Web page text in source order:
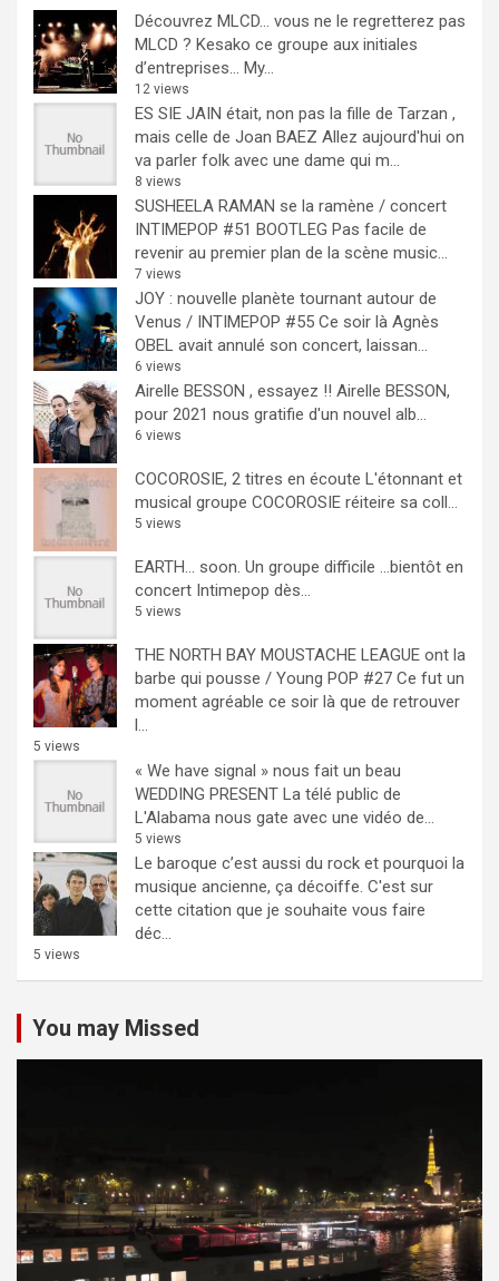
Découvrez MLCD… vous ne le regretterez pas
MLCD ? Kesako ce groupe aux initiales
d’entreprises… My...
12 views
ES SIE JAIN était, non pas la fille de Tarzan ,
mais celle de Joan BAEZ Allez aujourd'hui on
va parler folk avec une dame qui m...
8 views
SUSHEELA RAMAN se la ramène / concert
INTIMEPOP #51 BOOTLEG Pas facile de
revenir au premier plan de la scène music...
7 views
JOY : nouvelle planète tournant autour de
Venus / INTIMEPOP #55 Ce soir là Agnès
OBEL avait annulé son concert, laissan...
6 views
Airelle BESSON , essayez !! Airelle BESSON,
pour 2021 nous gratifie d'un nouvel alb...
6 views
COCOROSIE, 2 titres en écoute L'étonnant et
musical groupe COCOROSIE réiteire sa coll...
5 views
EARTH… soon. Un groupe difficile ...bientôt en
concert Intimepop dès...
5 views
THE NORTH BAY MOUSTACHE LEAGUE ont la
barbe qui pousse / Young POP #27 Ce fut un
moment agréable ce soir là que de retrouver
l...
5 views
« We have signal » nous fait un beau
WEDDING PRESENT La télé public de
L'Alabama nous gate avec une vidéo de...
5 views
Le baroque c’est aussi du rock et pourquoi la
musique ancienne, ça décoiffe. C'est sur
cette citation que je souhaite vous faire
déc...
5 views
You may Missed